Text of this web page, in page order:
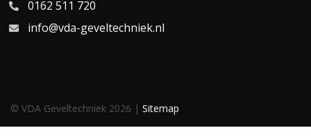
0162 511 720
info@vda-geveltechniek.nl
© VDA Geveltechniek 2026 | Sitemap